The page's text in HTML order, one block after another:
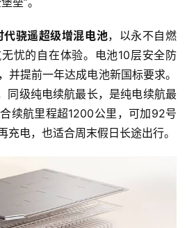
骁遥超级增混电池，以永不自燃
忧的自在体验。电池10层安全防
并提前一年达成电池新国标要求。
同级纯电续航最长，是纯电续航最
续航里程超1200公里，可加92号
充电，也适合周末假日长途出行。